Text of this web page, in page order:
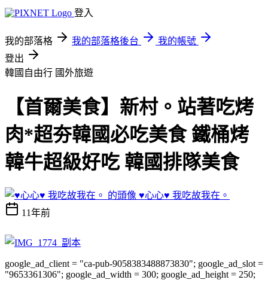
登入
我的部落格 我的部落格後台
我的帳號
登出
韓國自由行 國外旅遊
【首爾美食】新村。站著吃烤
肉*超夯韓國必吃美食 鐵桶烤
韓牛超級好吃 韓國排隊美食
♥心心♥ 我吃故我在。
11年前
google_ad_client = "ca-pub-9058383488873830"; google_ad_slot =
"9653361306"; google_ad_width = 300; google_ad_height = 250;